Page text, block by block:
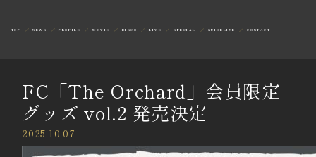
TOP NEWS PROFILE MOVIE DISCO LIVE SPECIAL GUIDELINE CONTACT
FC「The Orchard」会員限定
グッズ vol.2 発売決定
2025.10.07